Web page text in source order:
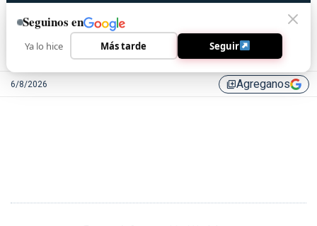
6/8/2026 library_addAgreganos
Seguinos en
Ya lo hice Más tarde Seguir